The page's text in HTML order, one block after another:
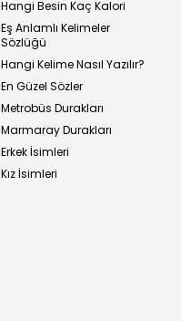
Hangi Besin Kaç Kalori
Eş Anlamlı Kelimeler
Sözlüğü
Hangi Kelime Nasıl Yazılır?
En Güzel Sözler
Metrobüs Durakları
Marmaray Durakları
Erkek İsimleri
Kız İsimleri